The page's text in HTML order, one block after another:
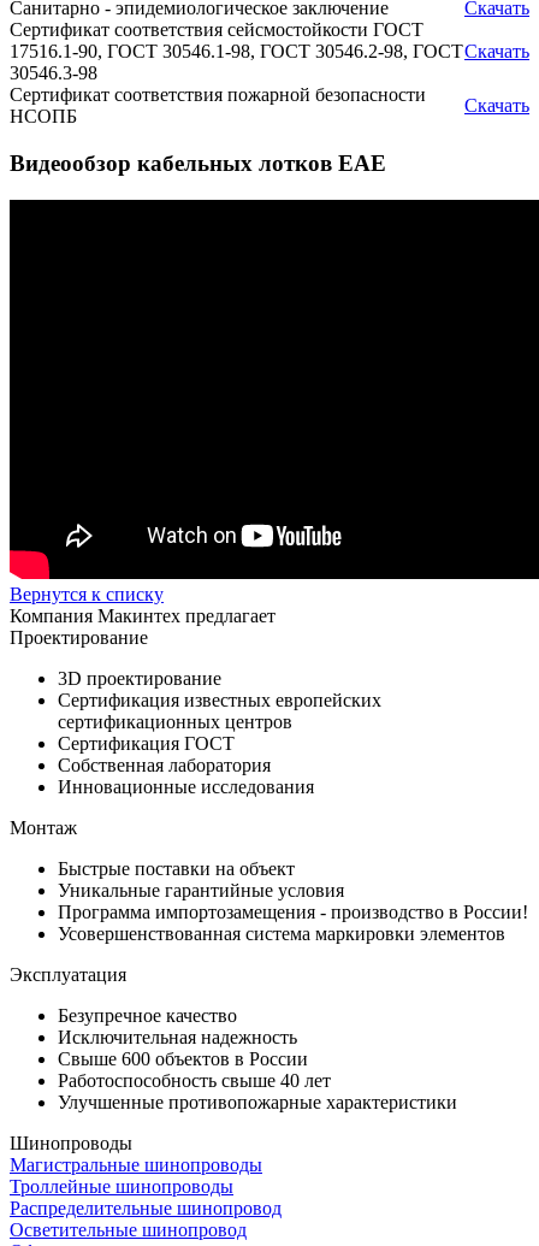
Санитарно - эпидемиологическое заключение
Скачать
Сертификат соответствия сейсмостойкости ГОСТ
17516.1-90, ГОСТ 30546.1-98, ГОСТ 30546.2-98, ГОСТ
30546.3-98
Скачать
Сертификат соответствия пожарной безопасности
НСОПБ
Скачать
Видеообзор кабельных лотков EAE
Вернутся к списку
Компания Макинтех предлагает
Проектирование
3D проектирование
Сертификация известных европейских
сертификационных центров
Сертификация ГОСТ
Собственная лаборатория
Инновационные исследования
Монтаж
Быстрые поставки на объект
Уникальные гарантийные условия
Программа импортозамещения - производство в России!
Усовершенствованная система маркировки элементов
Эксплуатация
Безупречное качество
Исключительная надежность
Свыше 600 объектов в России
Работоспособность свыше 40 лет
Улучшенные противопожарные характеристики
Шинопроводы
Магистральные шинопроводы
Троллейные шинопроводы
Распределительные шинопровод
Осветительные шинопровод